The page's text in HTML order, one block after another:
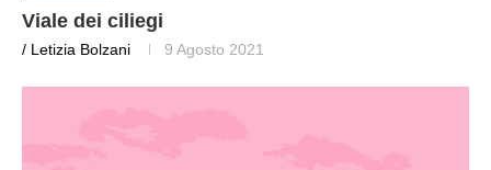
Viale dei ciliegi
/ Letizia Bolzani 9 Agosto 2021